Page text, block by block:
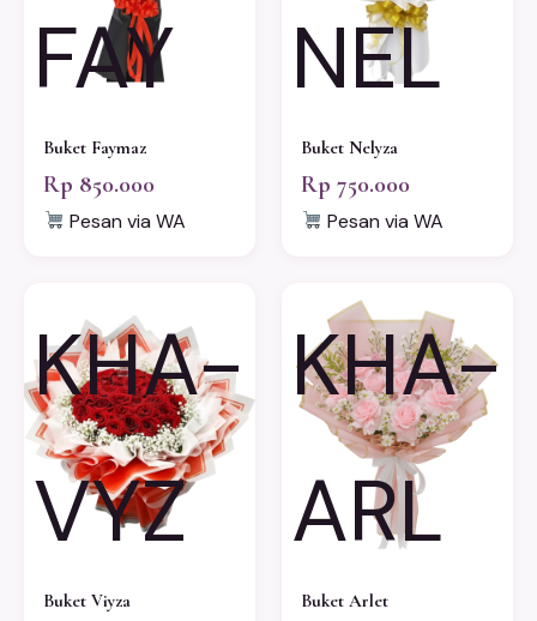
FAY
Buket Faymaz
Rp 850.000
Pesan via WA
NEL
Buket Nelyza
Rp 750.000
Pesan via WA
KHA-
VYZ
Buket Viyza
KHA-
ARL
Buket Arlet